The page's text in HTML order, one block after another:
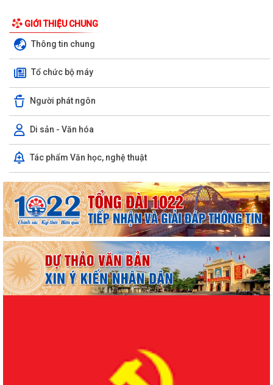
GIỚI THIỆU CHUNG
Thông tin chung
Tổ chức bộ máy
Người phát ngôn
Di sản - Văn hóa
Tác phẩm Văn học, nghệ thuật